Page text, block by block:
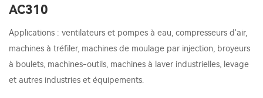
AC310
Applications : ventilateurs et pompes à eau, compresseurs d'air,
machines à tréfiler, machines de moulage par injection, broyeurs
à boulets, machines-outils, machines à laver industrielles, levage
et autres industries et équipements.